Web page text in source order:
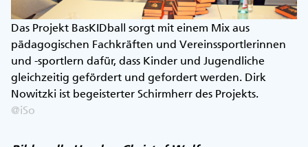
Das Projekt BasKIDball sorgt mit einem Mix aus
pädagogischen Fachkräften und Vereinssportlerinnen
und -sportlern dafür, dass Kinder und Jugendliche
gleichzeitig gefördert und gefordert werden. Dirk
Nowitzki ist begeisterter Schirmherr des Projekts.
@iSo